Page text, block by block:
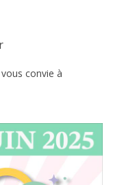
convie à